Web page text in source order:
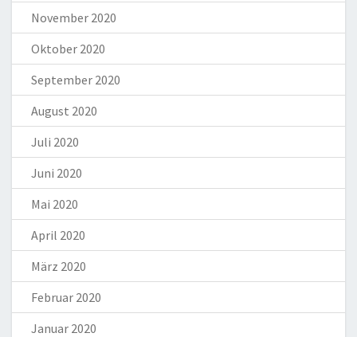
November 2020
Oktober 2020
September 2020
August 2020
Juli 2020
Juni 2020
Mai 2020
April 2020
März 2020
Februar 2020
Januar 2020